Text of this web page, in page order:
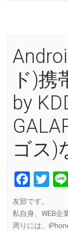
ド)
by
ゴス)
友部です。
私自身、WEB企
周りには、